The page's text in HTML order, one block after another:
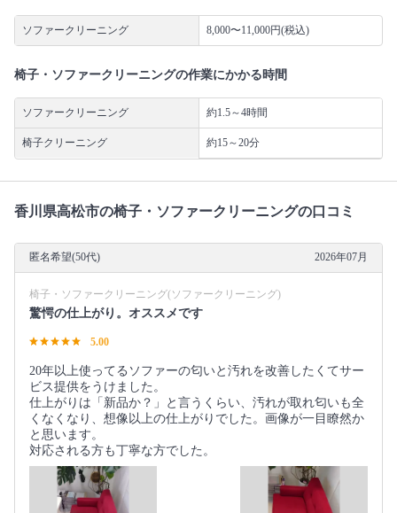
ソファークリーニング 8,000〜11,000円(税込)
椅子・ソファークリーニングの作業にかかる時間
ソファークリーニング 約1.5～4時間
椅子クリーニング 約15～20分
香川県高松市の椅子・ソファークリーニングの口コミ
匿名希望(50代) 2026年07月
椅子・ソファークリーニング(ソファークリーニング)
驚愕の仕上がり。オススメです
5.00
20年以上使ってるソファーの匂いと汚れを改善したくてサー
ビス提供をうけました。
仕上がりは「新品か？」と言うくらい、汚れが取れ匂いも全
くなくなり、想像以上の仕上がりでした。画像が一目瞭然か
と思います。
対応される方も丁寧な方でした。